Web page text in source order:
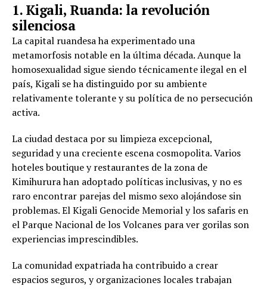
1. Kigali, Ruanda: la revolución
silenciosa
La capital ruandesa ha experimentado una
metamorfosis notable en la última década. Aunque la
homosexualidad sigue siendo técnicamente ilegal en el
país, Kigali se ha distinguido por su ambiente
relativamente tolerante y su política de no persecución
activa.
La ciudad destaca por su limpieza excepcional,
seguridad y una creciente escena cosmopolita. Varios
hoteles boutique y restaurantes de la zona de
Kimihurura han adoptado políticas inclusivas, y no es
raro encontrar parejas del mismo sexo alojándose sin
problemas. El Kigali Genocide Memorial y los safaris en
el Parque Nacional de los Volcanes para ver gorilas son
experiencias imprescindibles.
La comunidad expatriada ha contribuido a crear
espacios seguros, y organizaciones locales trabajan